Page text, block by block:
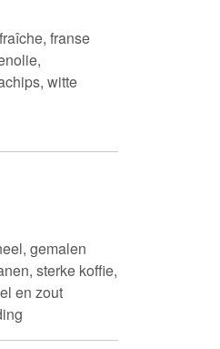
franse
witte
gemalen
sterke koffie,
en zout